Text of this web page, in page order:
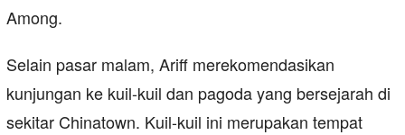
Among.
Selain pasar malam, Ariff merekomendasikan
kunjungan ke kuil-kuil dan pagoda yang bersejarah di
sekitar Chinatown. Kuil-kuil ini merupakan tempat